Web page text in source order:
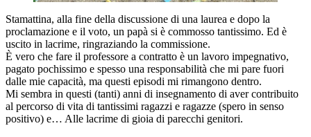
Stamattina, alla fine della discussione di una laurea e dopo la
proclamazione e il voto, un papà si è commosso tantissimo. Ed è
uscito in lacrime, ringraziando la commissione.
È vero che fare il professore a contratto è un lavoro impegnativo,
pagato pochissimo e spesso una responsabilità che mi pare fuori
dalle mie capacità, ma questi episodi mi rimangono dentro.
Mi sembra in questi (tanti) anni di insegnamento di aver contribuito
al percorso di vita di tantissimi ragazzi e ragazze (spero in senso
positivo) e… Alle lacrime di gioia di parecchi genitori.